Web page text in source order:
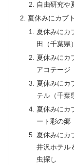
自由研究や
夏休みにカブ
夏休みにカ
田（千葉県
夏休みにカ
アコテージ
夏休みにカ
テル（千葉
夏休みにカ
ート彩の郷
夏休みにカ
井沢ホテル
虫探し